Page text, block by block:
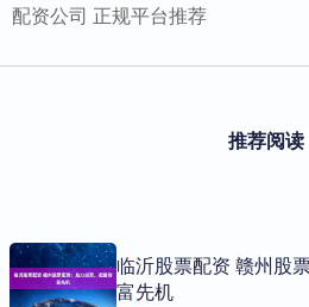
配资公司 正规平台推荐
推荐阅读
临沂股票配资 赣州股
富先机